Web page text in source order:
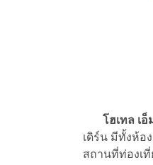
โฮเทล เ
เดิร์น มีทั้งห้อ
สถานที่ท่องเ